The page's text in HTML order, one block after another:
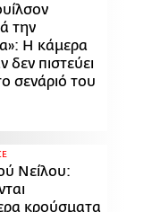
την
Η κάμερα
δεν πιστεύει
σενάριό του
Νείλου:
κρούσματα